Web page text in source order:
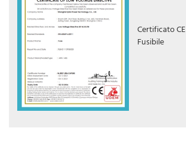
Certificato CE
Fusibile